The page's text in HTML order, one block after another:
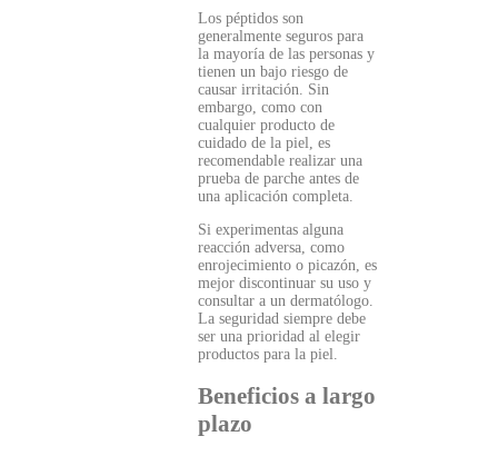
Los péptidos son
generalmente seguros para
la mayoría de las personas y
tienen un bajo riesgo de
causar irritación. Sin
embargo, como con
cualquier producto de
cuidado de la piel, es
recomendable realizar una
prueba de parche antes de
una aplicación completa.
Si experimentas alguna
reacción adversa, como
enrojecimiento o picazón, es
mejor discontinuar su uso y
consultar a un dermatólogo.
La seguridad siempre debe
ser una prioridad al elegir
productos para la piel.
Beneficios a largo
plazo